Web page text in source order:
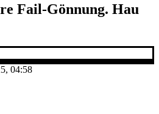
Fail-Gönnung. Hau
04:58